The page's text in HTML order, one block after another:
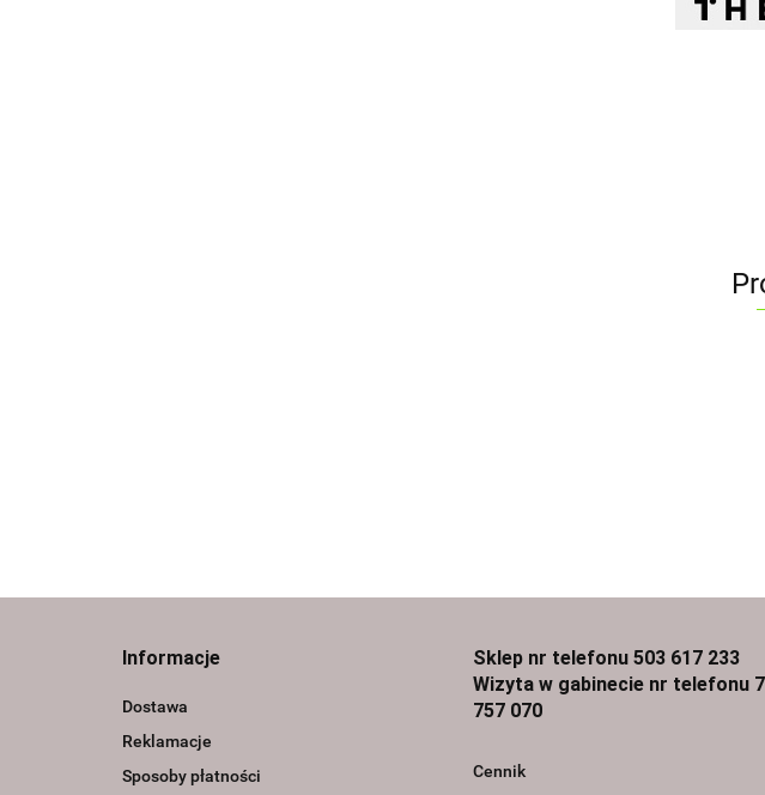
Informacje
Dostawa
Reklamacje
Sposoby płatności
Sklep nr telefonu 503 617 233
Wizyta w gabinecie nr telefonu
757 070
Cennik